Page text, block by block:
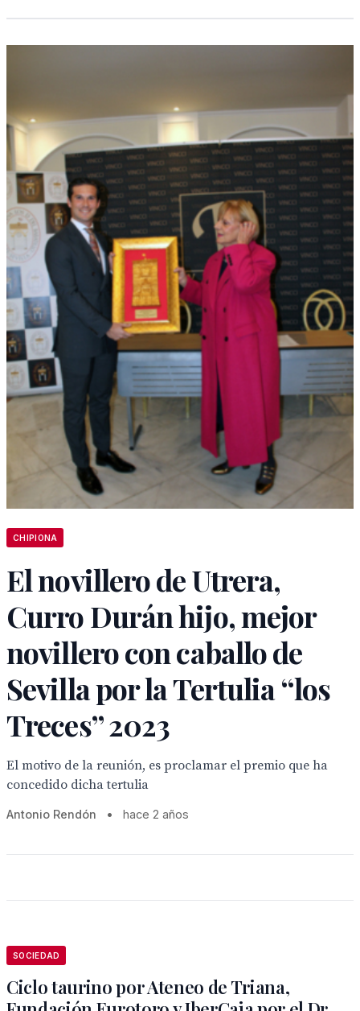
CHIPIONA
El novillero de Utrera,
Curro Durán hijo, mejor
novillero con caballo de
Sevilla por la Tertulia “los
Treces” 2023
El motivo de la reunión, es proclamar el premio que ha
concedido dicha tertulia
Antonio Rendón • hace 2 años
SOCIEDAD
Ciclo taurino por Ateneo de Triana,